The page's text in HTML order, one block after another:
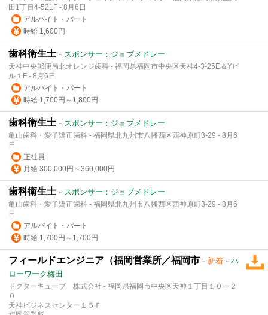
田1丁目4-521F - 8月6日
アルバイト・パート
時給 1,600円
歯科衛生士 - スポンサー：ジョブメドレー
天神中央郵便局北オレンジ歯科 - 福岡県福岡市中央区天神4-3-25E＆Yビ
ル１F - 8月6日
アルバイト・パート
時給 1,700円～1,800円
歯科衛生士 - スポンサー：ジョブメドレー
亀山歯科・愛子矯正歯科 - 福岡県北九州市八幡西区西神原町3-29 - 8月6
日
正社員
月給 300,000円～360,000円
歯科衛生士 - スポンサー：ジョブメドレー
亀山歯科・愛子矯正歯科 - 福岡県北九州市八幡西区西神原町3-29 - 8月6
日
アルバイト・パート
時給 1,700円～1,700円
フィールドエンジニア（福岡営業所／福岡市 - 新着 - ハ
ローワーク梅田
ドクターキューブ 株式会社 - 福岡県福岡市中央区天神１丁目１０ー２
０
天神ビジネスセンター１５Ｆ